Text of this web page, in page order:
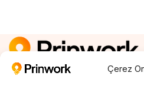
Çerez
Kayıt